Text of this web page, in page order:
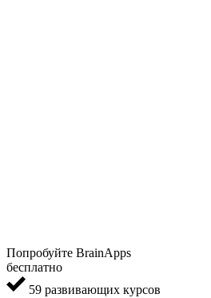
Попробуйте BrainApps
бесплатно
59 развивающих курсов